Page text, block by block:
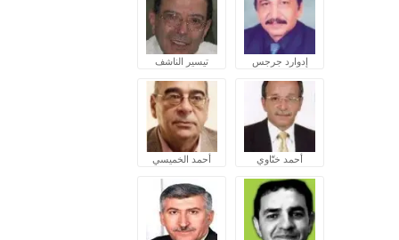
إدوارد جرجس تيسير الناشف
أحمد ختّاوي أحمد الخميسي